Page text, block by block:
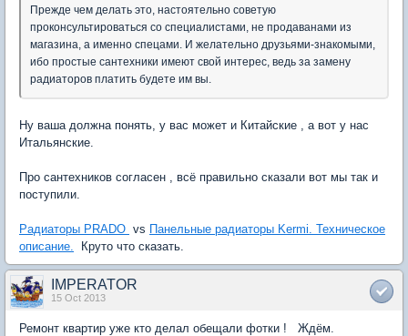
Прежде чем делать это, настоятельно советую
проконсультироваться со специалистами, не продаванами из
магазина, а именно спецами. И желательно друзьями-знакомыми,
ибо простые сантехники имеют свой интерес, ведь за замену
радиаторов платить будете им вы.
Ну ваша должна понять, у вас может и Китайские , а вот у нас
Итальянские.
Про сантехников согласен , всё правильно сказали вот мы так и
поступили.
Радиаторы PRADO vs Панельные радиаторы Kermi. Техническое
описание. Круто что сказать.
IMPERATOR
15 Oct 2013
Ремонт квартир уже кто делал обещали фотки ! Ждём.